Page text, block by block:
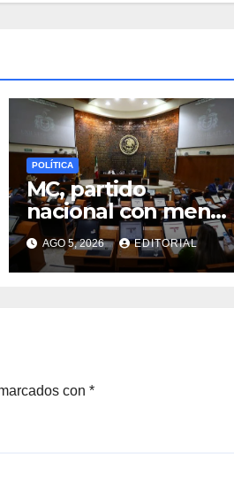
POLÍTICA
MC, partido
nacional con menor
presencia en los
Congresos; suma
sólo 6.5% de
AGO 5, 2026 EDITORIAL
con *